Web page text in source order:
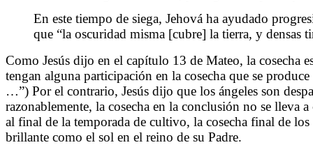
En este tiempo de siega, Jehová ha ayudado
que “la oscuridad misma [cubre] la tierra, y densas
Como Jesús dijo en el capítulo 13 de Mateo, la cosecha
tengan alguna participación en la cosecha que se
…”) Por el contrario, Jesús dijo que los ángeles son
razonablemente, la cosecha en la conclusión no se
al final de la temporada de cultivo, la cosecha final de
brillante como el sol en el reino de su Padre.